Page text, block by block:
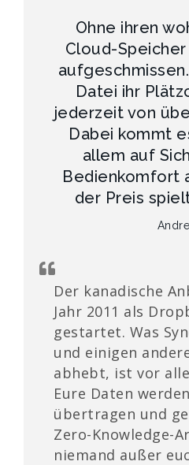
Ohne ihren
Cloud-
Datei ihr
jederzeit von
Dabei kommt
allem auf
Bedienkomfort
der Preis
Der kanadische
Jahr 2011 als
gestartet. Was
und einigen
abhebt, ist vor
Eure Daten
übertragen und
Zero-Knowledge-
niemand außer